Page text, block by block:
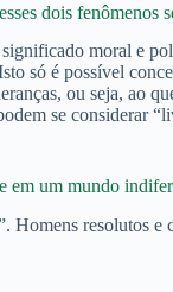
dois fenômenos
moral e
só é possível
ou seja, ao
se considerar
em um mundo
Homens resolutos